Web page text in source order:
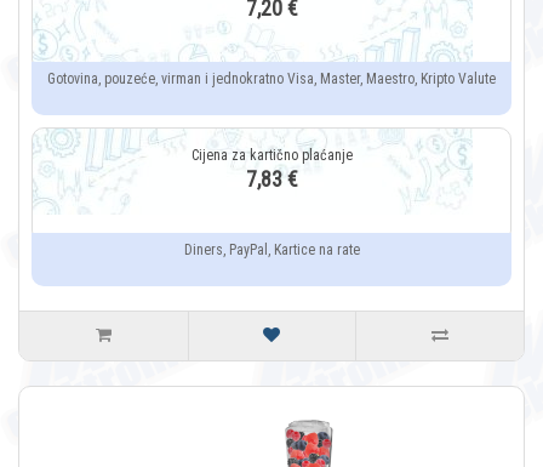
7,20 €
Gotovina, pouzeće, virman i jednokratno Visa, Master, Maestro, Kripto Valute
7,83 €
Diners, PayPal, Kartice na rate